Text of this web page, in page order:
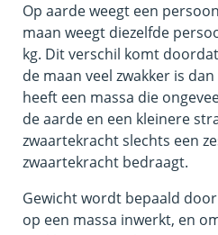
Op aarde weegt een
maan weegt diezelfde
kg. Dit verschil komt
de maan veel zwakker is
heeft een massa die
de aarde en een kleinere
zwaartekracht slechts een
zwaartekracht bedraagt.
Gewicht wordt bepaald
op een massa inwerkt, en